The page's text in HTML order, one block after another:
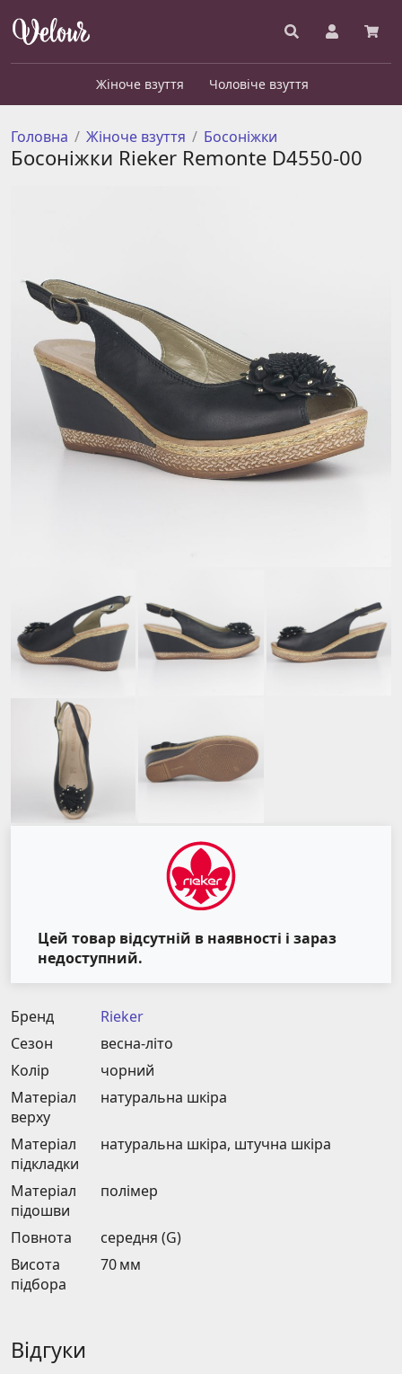
Жіноче взуття Чоловіче взуття
Головна Жіноче взуття Босоніжки
Босоніжки Rieker Remonte D4550-00
Цей товар відсутній в наявності і зараз
недоступний.
Бренд
Rieker
Сезон
весна-літо
Колір
чорний
Матеріал
верху
натуральна шкіра
Матеріал
підкладки
натуральна шкіра, штучна шкіра
Матеріал
підошви
полімер
Повнота
середня (G)
Висота
підбора
70 мм
Відгуки